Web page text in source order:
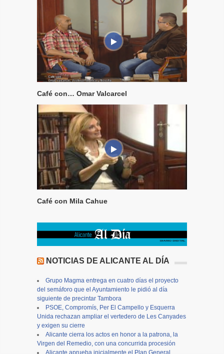
Café con… Omar Valcarcel
Café con Mila Cahue
NOTICIAS DE ALICANTE AL DÍA
Grupo Magma entrega en cuatro días el proyecto
del semáforo que el Ayuntamiento le pidió al día
siguiente de precintar Tambora
PSOE, Compromís, Per El Campello y Esquerra
Unida rechazan ampliar el vertedero de Les Canyades
y exigen su cierre
Alicante cierra los actos en honor a la patrona, la
Virgen del Remedio, con una concurrida procesión
Alicante aprueba inicialmente el Plan General